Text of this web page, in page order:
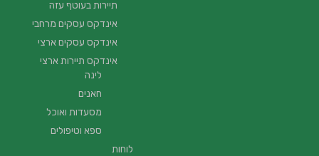
תיירות בעוטף עזה
אינדקס עסקים מרחבי
אינדקס עסקים ארצי
אינדקס תיירות ארצי
לינה
חאנים
מסעדות ואוכל
ספא וטיפולים
לוחות